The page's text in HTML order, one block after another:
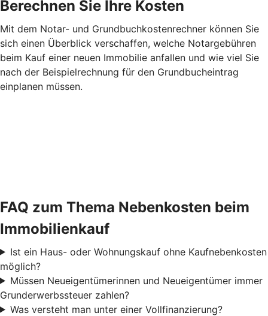
Berechnen Sie Ihre Kosten
Mit dem Notar- und Grundbuchkostenrechner können Sie
sich einen Überblick verschaffen, welche Notargebühren
beim Kauf einer neuen Immobilie anfallen und wie viel Sie
nach der Beispielrechnung für den Grundbucheintrag
einplanen müssen.
FAQ zum Thema Nebenkosten beim
Immobilienkauf
Ist ein Haus- oder Wohnungskauf ohne Kaufnebenkosten
möglich?
Müssen Neueigentümerinnen und Neueigentümer immer
Grunderwerbssteuer zahlen?
Was versteht man unter einer Vollfinanzierung?